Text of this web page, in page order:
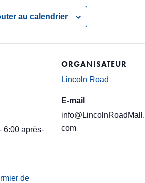
au calendrier
6:00 après-
de
ORGANISATEUR
Lincoln Road
E-mail
info@LincolnRoadMall.
com